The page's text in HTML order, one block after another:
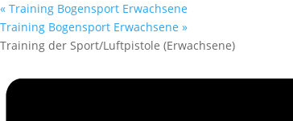
« Training Bogensport Erwachsene
Training Bogensport Erwachsene »
Training der Sport/Luftpistole (Erwachsene)